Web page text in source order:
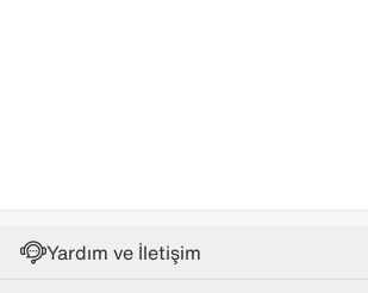
Yardım ve İletişim